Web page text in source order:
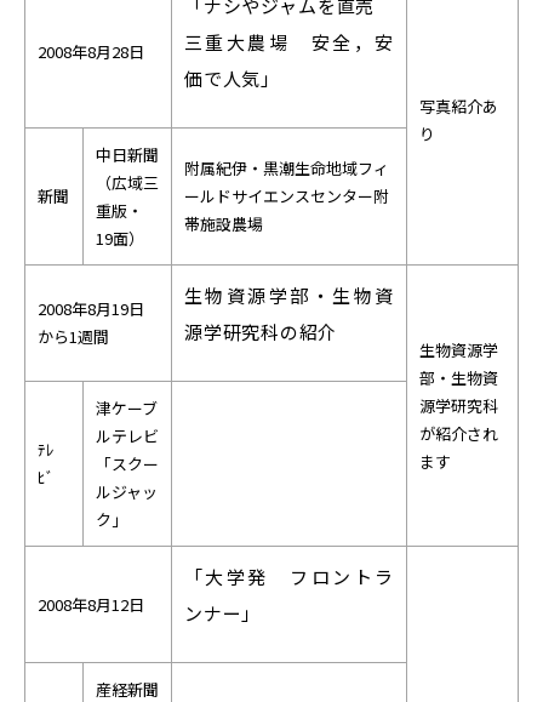
2008年8月28日
「ナシやジャムを直売
三重大農場 安全，安
価で人気」
写真紹介あ
り
新聞
中日新聞
（広域三
重版・
19面）
附属紀伊・黒潮生命地域フィ
ールドサイエンスセンター附
帯施設農場
2008年8月19日
から1週間
生物資源学部・生物資
源学研究科の紹介
生物資源学
部・生物資
源学研究科
が紹介され
ます
ﾃﾚ
ﾋﾞ
津ケーブ
ルテレビ
「スクー
ルジャッ
ク」
2008年8月12日
「大学発 フロントラ
ンナー」
産経新聞